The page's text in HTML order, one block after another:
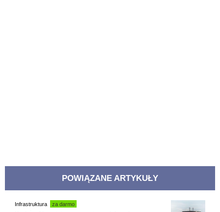
POWIĄZANE ARTYKUŁY
Infrastruktura za darmo